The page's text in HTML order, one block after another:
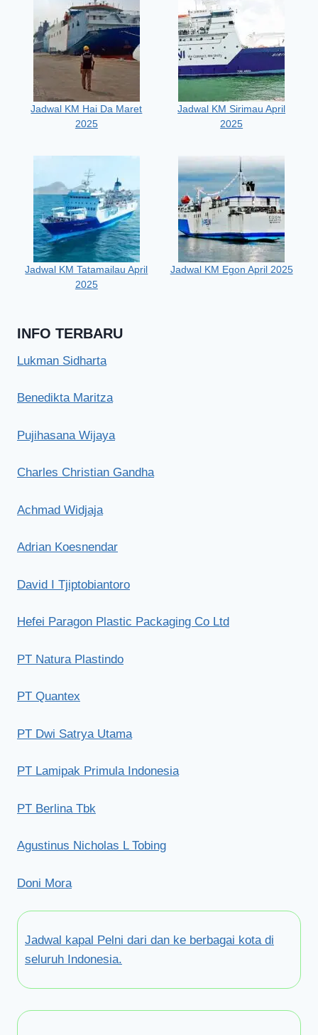
Jadwal KM Hai Da Maret
2025
Jadwal KM Sirimau April
2025
Jadwal KM Tatamailau April
2025
Jadwal KM Egon April 2025
INFO TERBARU
Lukman Sidharta
Benedikta Maritza
Pujihasana Wijaya
Charles Christian Gandha
Achmad Widjaja
Adrian Koesnendar
David I Tjiptobiantoro
Hefei Paragon Plastic Packaging Co Ltd
PT Natura Plastindo
PT Quantex
PT Dwi Satrya Utama
PT Lamipak Primula Indonesia
PT Berlina Tbk
Agustinus Nicholas L Tobing
Doni Mora
Jadwal kapal Pelni dari dan ke berbagai kota di
seluruh Indonesia.